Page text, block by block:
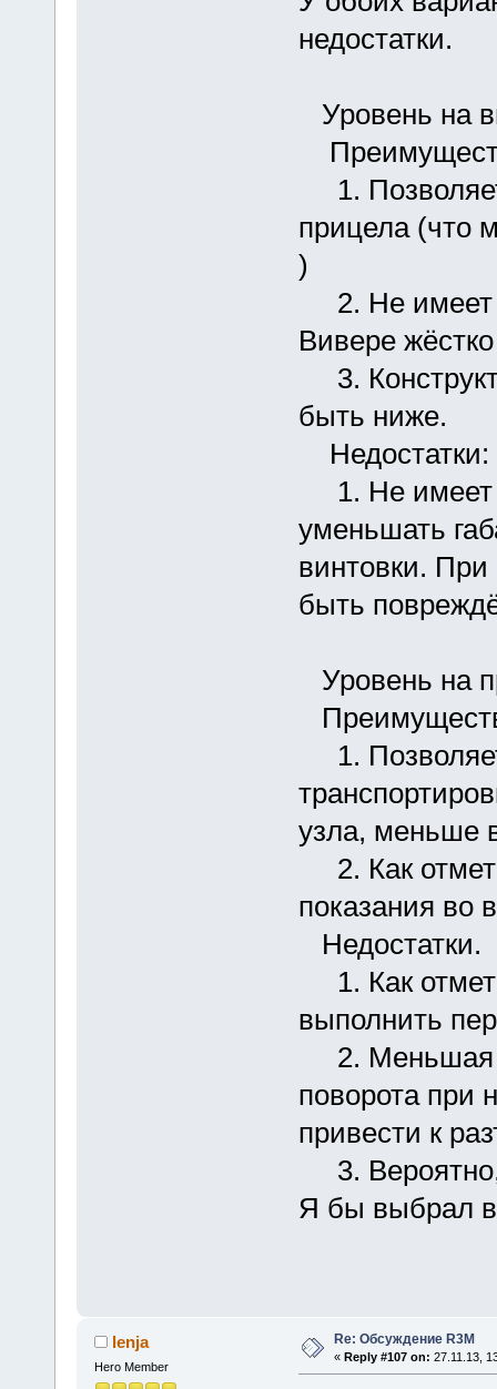
недостатки.
Уровень на
1.
прицела (что
)
2. Не имеет
Вивере
3.
быть ниже.
Недостатки:
1. Не имеет
уменьшать
винтовки.
быть
Уровень на
1.
узла, меньше
2. Как
показания во
Недостатки.
1. Как
выполнить
2. Меньшая
поворота при
привести к
3.
Я бы выбрал
lenja
Hero Member
Re: Обсуждение R3M
« Reply #107 on: 27.11.13,